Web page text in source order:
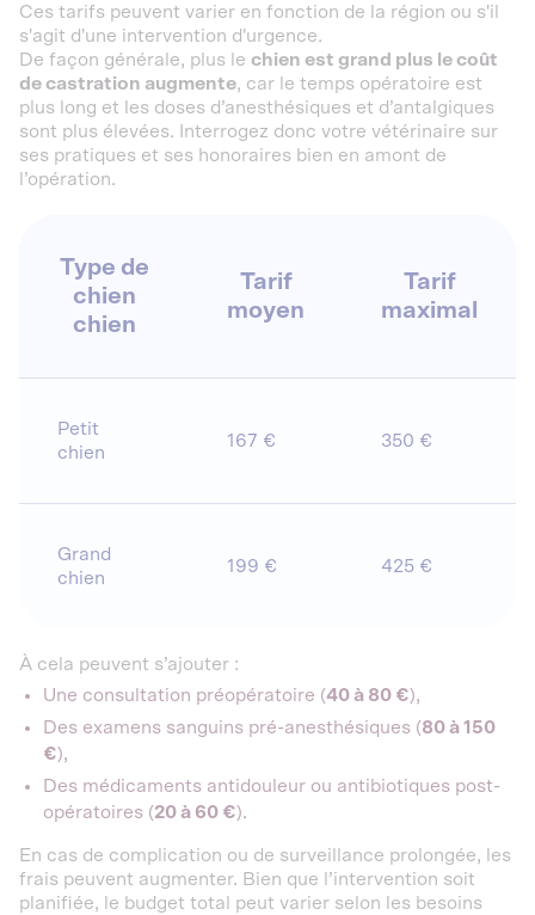
Ces tarifs peuvent varier en fonction de la région ou s'il
s'agit d'une intervention d'urgence.
De façon générale, plus le chien est grand plus le coût
de castration augmente, car le temps opératoire est
plus long et les doses d’anesthésiques et d’antalgiques
sont plus élevées. Interrogez donc votre vétérinaire sur
ses pratiques et ses honoraires bien en amont de
l’opération.
Type de
chien
chien
Tarif
moyen
Tarif
maximal
Petit
chien
167 € 350 €
Grand
chien
199 € 425 €
À cela peuvent s’ajouter :
Une consultation préopératoire (40 à 80 €),
Des examens sanguins pré-anesthésiques (80 à 150
€),
Des médicaments antidouleur ou antibiotiques post-
opératoires (20 à 60 €).
En cas de complication ou de surveillance prolongée, les
frais peuvent augmenter. Bien que l’intervention soit
planifiée, le budget total peut varier selon les besoins